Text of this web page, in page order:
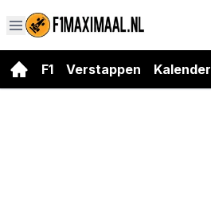
F1 Verstappen Kalender